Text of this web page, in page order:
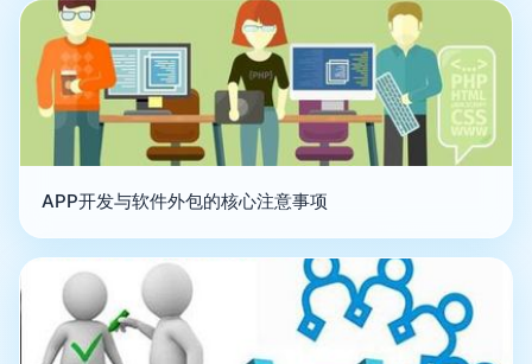
APP开发与软件外包的核心注意事项